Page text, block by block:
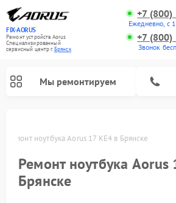
FIX-AORUS
Ремонт устройств Aorus
Специализированный
cервисный центр г.Брянск
+7
Ежедневно, с
+7
Звонок
Мы ремонтируем
Ремонт ноутбука Aorus 17 KE4 в Брянске
Ремонт ноутбука Aorus
Брянске